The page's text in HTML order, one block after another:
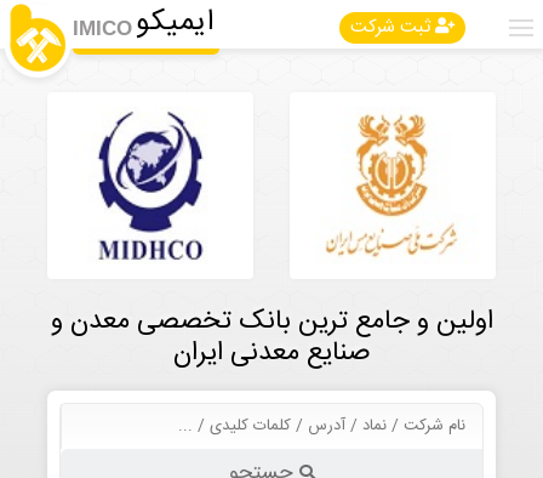
ثبت شرکت ایمیکو IMICO
اولین و جامع ترین بانک تخصصی معدن و
صنایع معدنی ایران